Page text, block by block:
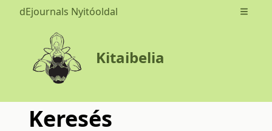
dEjournals Nyitóoldal Open
Kitaibelia
Keresés